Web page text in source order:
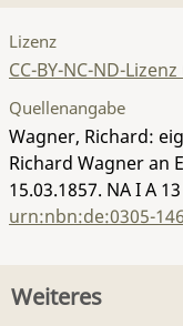
Lizenz
CC-BY-NC-ND-
Quellenangabe
Wagner, Richard:
Richard Wagner an
15.03.1857. NA I A
urn:nbn:de:0305-
Weiteres